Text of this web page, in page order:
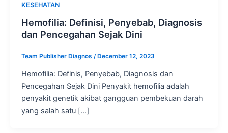
KESEHATAN
Hemofilia: Definisi, Penyebab, Diagnosis
dan Pencegahan Sejak Dini
Team Publisher Diagnos / December 12, 2023
Hemofilia: Definis, Penyebab, Diagnosis dan
Pencegahan Sejak Dini Penyakit hemofilia adalah
penyakit genetik akibat gangguan pembekuan darah
yang salah satu […]